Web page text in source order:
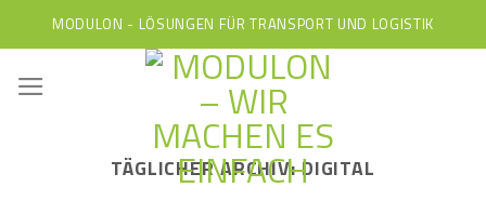
to
content
MODULON - LÖSUNGEN FÜR TRANSPORT UND LOGISTIK
TÄGLICHER ARCHIV:DIGITAL